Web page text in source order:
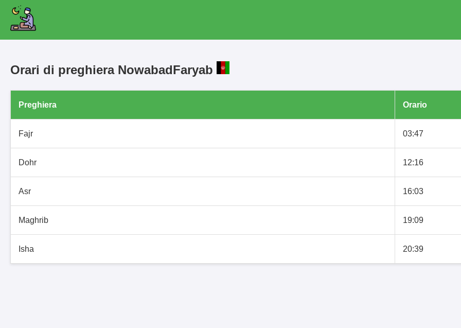
Orari di preghiera NowabadFaryab
Preghiera Orario
Fajr 03:47
Dohr 12:16
Asr 16:03
Maghrib 19:09
Isha 20:39